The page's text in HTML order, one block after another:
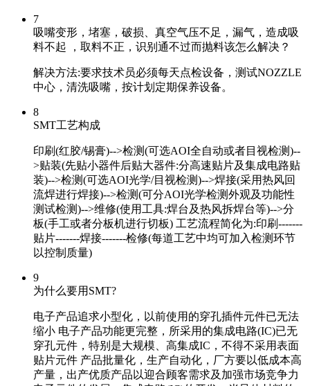
7
吸嘴变形，堵塞，破损、真空气压不足，漏气，造成吸
料不起 ，取料不正，识别通不过而抛料该怎么解决？
解决方法:要求技术员必须每天点检设备，测试NOZZLE
中心，清洗吸嘴，按计划定期保养设备。
8
SMT工艺构成
印刷(红胶/锡膏)-->检测(可选AOI全自动或者目视检测)--
>贴装(先贴小器件后贴大器件:分高速贴片及集成电路贴
装)-->检测(可选AOI光学/目视检测)-->焊接(采用热风回
流焊进行焊接)-->检测(可分AOI光学检测外观及功能性
测试检测)-->维修(使用工具:焊台及热风拆焊台等)-->分
板(手工或者分板机进行切板) 工艺流程简化为:印刷-------
贴片-------焊接-------检修(每道工艺中均可加入检测环节
以控制质量)
9
为什么要用SMT?
电子产品追求小型化，以前使用的穿孔插件元件已无法
缩小 电子产品功能更完整，所采用的集成电路(IC)已无
穿孔元件，特别是大规模、高集成IC，不得不采用表面
贴片元件 产品批量化，生产自动化，厂方要以低成本高
产量，出产优质产品以迎合顾客需求及加强市场竞争力